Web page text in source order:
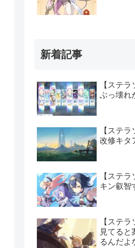
新着記事
【ステラ
ぶっ壊れ
【ステ
改修キタ
【ステ
キン叡
【ステ
見てると
るんだよ